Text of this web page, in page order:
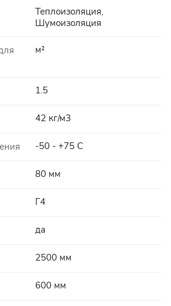
Теплоизоляция,
Шумоизоляция
м²
1.5
42 кг/м3
-50 - +75 C
80 мм
Г4
да
2500 мм
600 мм